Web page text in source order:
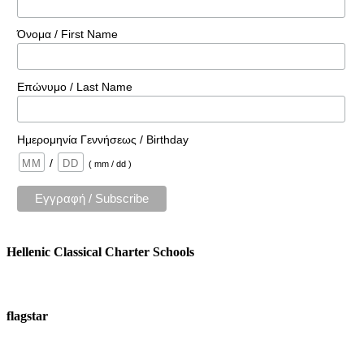
Όνομα / First Name
Επώνυμο / Last Name
Ημερομηνία Γεννήσεως / Birthday
/
( mm / dd )
Hellenic Classical Charter Schools
flagstar